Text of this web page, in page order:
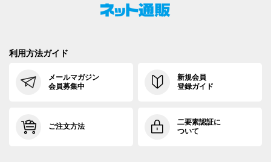
利用方法ガイド
メールマガジン
会員募集中
新規会員
登録ガイド
ご注文方法
二要素認証に
ついて